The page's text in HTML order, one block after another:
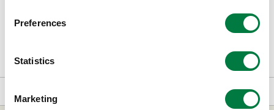
Preferences
Statistics
Marketing
三井化学碳中和研究中心